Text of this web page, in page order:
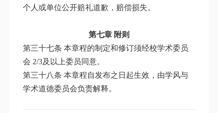
个人或单位公开赔礼道歉，赔偿损失。
第七章 附则
第三十七条 本章程的制定和修订须经校学术委员
会 2/3及以上委员同意。
第三十八条 本章程自发布之日起生效，由学风与
学术道德委员会负责解释。